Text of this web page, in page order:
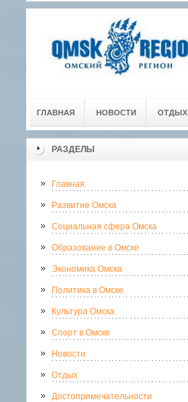
ГЛАВНАЯ НОВОСТИ ОТДЫХ
РАЗДЕЛЫ
Главная
Развитие Омска
Социальная сфера Омска
Образование в Омске
Экономика Омска
Политика в Омске
Культура Омска
Спорт в Омске
Новости
Отдых
Достопримечательности